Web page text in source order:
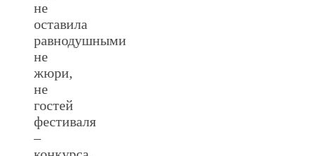
не
оставила
равнодушными
не
жюри,
не
гостей
фестиваля
–